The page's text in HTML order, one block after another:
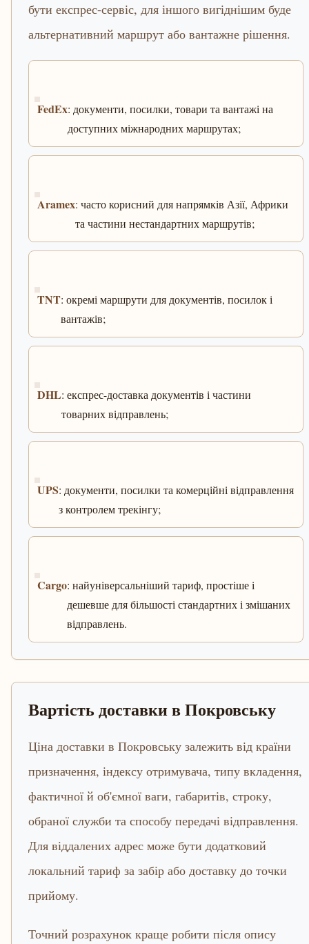
бути експрес-сервіс, для іншого вигіднішим буде
альтернативний маршрут або вантажне рішення.
FedEx: документи, посилки, товари та вантажі на
доступних міжнародних маршрутах;
Aramex: часто корисний для напрямків Азії, Африки
та частини нестандартних маршрутів;
TNT: окремі маршрути для документів, посилок і
вантажів;
DHL: експрес-доставка документів і частини
товарних відправлень;
UPS: документи, посилки та комерційні відправлення
з контролем трекінгу;
Cargo: найуніверсальніший тариф, простіше і
дешевше для більшості стандартних і змішаних
відправлень.
Вартість доставки в Покровську
Ціна доставки в Покровську залежить від країни
призначення, індексу отримувача, типу вкладення,
фактичної й об'ємної ваги, габаритів, строку,
обраної служби та способу передачі відправлення.
Для віддалених адрес може бути додатковий
локальний тариф за забір або доставку до точки
прийому.
Точний розрахунок краще робити після опису